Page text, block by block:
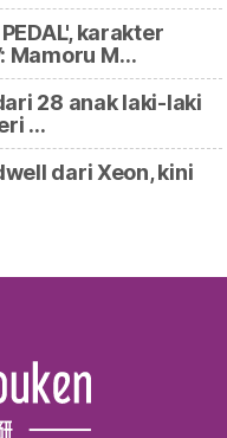
karakter
Mamoru M…
28 anak laki-laki
…
dari Xeon, kini